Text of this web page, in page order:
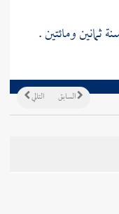
ثمانين ومائتين .
التالي السابق